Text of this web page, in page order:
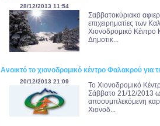
28/12/2013 11:54
Σαββατοκύριακο
επιχειρηματίες των
Χιονοδρομικό Κέντρο
Δημοτικ...
Ανοικτό το χιονοδρομικό κέντρο Φαλακρού για
20/12/2013 21:09
Το Χιονοδρομικό
Σάββατο 21/12/2013
αποσυμπλεκόμενη
Χιονοδ...